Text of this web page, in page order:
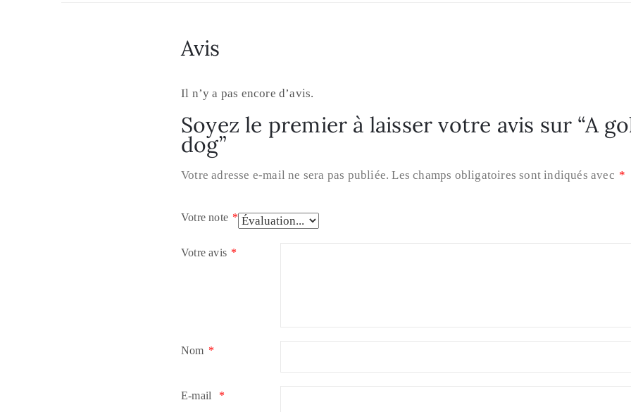
Avis
Il n’y a pas encore d’avis.
Soyez le premier à laisser votre avis sur “A
dog”
Votre adresse e-mail ne sera pas publiée. Les champs obligatoires sont indiqués avec *
Votre note *
Votre avis *
Nom *
E-mail *